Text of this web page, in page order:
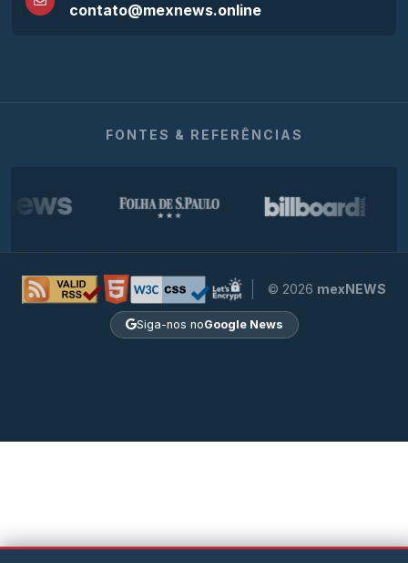
contato@mexnews.online
FONTES & REFERÊNCIAS
© 2026 mexNEWS
Siga-nos noGoogle News